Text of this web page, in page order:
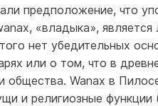
предположение, что
«владыка»,
нет убедительных
или о том, что в
Wanax в
и религиозные функции